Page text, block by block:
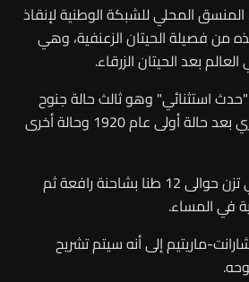
المحلي للشبكة الوطنية لإنقاذ
من فصيلة الحيتان الزعنفية، وهي
بعد الحيتان الزرقاء.
استثنائي" وهو ثالث حالة جنوح
لحوت مماثل على جزيرة ري بعد حالة أولى عام 1920 وحالة أخرى
وسُحبت جيفة الحوت التي تزن حوالى 12 طنا بشاحنة رافعة ثم
في المساء.
ماريتيم إلى أنه سيتم تشريح
.